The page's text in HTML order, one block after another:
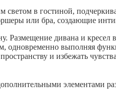
светом в гостиной,
или бра, создающие
дивана и кресел
одновременно выполняя
и избежать
элементами